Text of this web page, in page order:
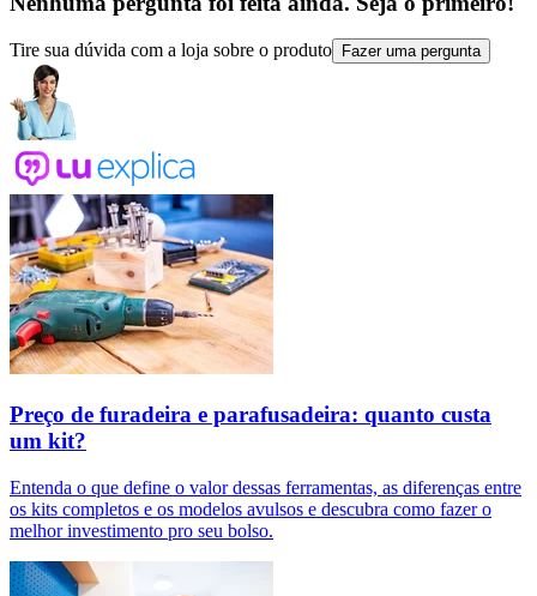
Tire sua dúvida com a loja sobre o produto Fazer uma pergunta
Preço de furadeira e parafusadeira: quanto custa
um kit?
Entenda o que define o valor dessas ferramentas, as diferenças entre
os kits completos e os modelos avulsos e descubra como fazer o
melhor investimento pro seu bolso.